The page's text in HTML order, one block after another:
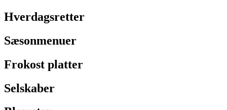
Hverdagsretter
Sæsonmenuer
Frokost platter
Selskaber